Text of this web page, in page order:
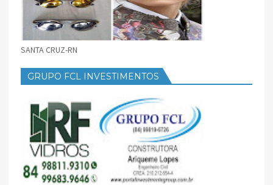
SANTA CRUZ-RN
GRUPO FCL INVESTIMENTOS